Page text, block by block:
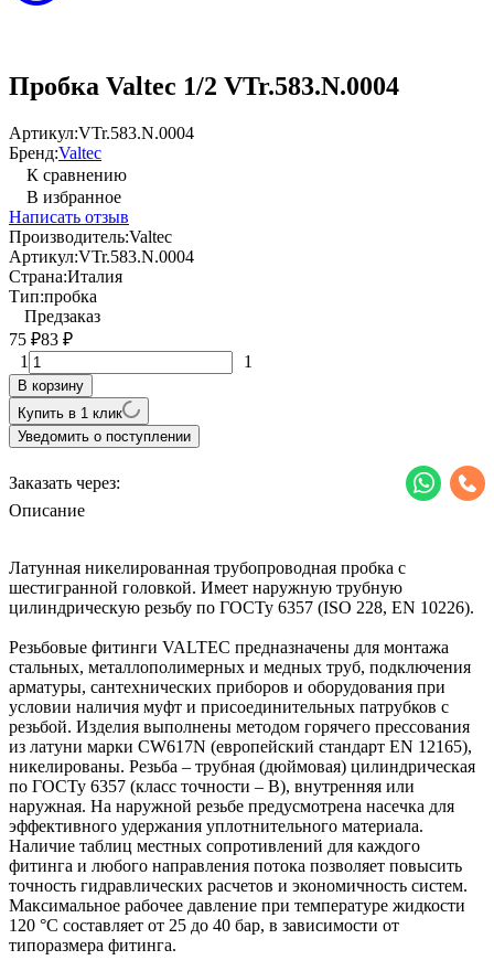
Пробка Valteс 1/2 VTr.583.N.0004
Артикул:VTr.583.N.0004
Бренд:Valtec
К сравнению
В избранное
Написать отзыв
Производитель:Valtec
Артикул:VTr.583.N.0004
Страна:Италия
Тип:пробка
Предзаказ
75 ₽83 ₽
1 1
В корзину
Купить в 1 клик
Уведомить о поступлении
Заказать через:
Описание
Латунная никелированная трубопроводная пробка с
шестигранной головкой. Имеет наружную трубную
цилиндрическую резьбу по ГОСТу 6357 (ISO 228, EN 10226).
Резьбовые фитинги VALTEC предназначены для монтажа
стальных, металлополимерных и медных труб, подключения
арматуры, сантехнических приборов и оборудования при
условии наличия муфт и присоединительных патрубков с
резьбой. Изделия выполнены методом горячего прессования
из латуни марки CW617N (европейский стандарт EN 12165),
никелированы. Резьба – трубная (дюймовая) цилиндрическая
по ГОСТу 6357 (класс точности – В), внутренняя или
наружная. На наружной резьбе предусмотрена насечка для
эффективного удержания уплотнительного материала.
Наличие таблиц местных сопротивлений для каждого
фитинга и любого направления потока позволяет повысить
точность гидравлических расчетов и экономичность систем.
Максимальное рабочее давление при температуре жидкости
120 °С составляет от 25 до 40 бар, в зависимости от
типоразмера фитинга.